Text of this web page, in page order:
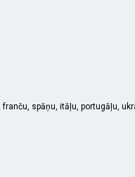
spāņu, itāļu, portugāļu,